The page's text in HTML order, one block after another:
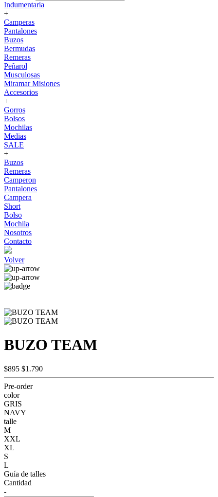
Indumentaria
+
Camperas
Pantalones
Buzos
Bermudas
Remeras
Peñarol
Musculosas
Miramar Misiones
Accesorios
+
Gorros
Bolsos
Mochilas
Medias
SALE
+
Buzos
Remeras
Camperon
Pantalones
Campera
Short
Bolso
Mochila
Nosotros
Contacto
Volver
BUZO TEAM
$895 $1.790
Pre-order
color
GRIS
NAVY
talle
M
XXL
XL
S
L
Guía de talles
Cantidad
-